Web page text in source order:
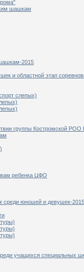
шашкам
2015
и областной этап
слепых)
группы Костромской
ребенка ЦФО
среди юношей и девушек-
учащихся специальных